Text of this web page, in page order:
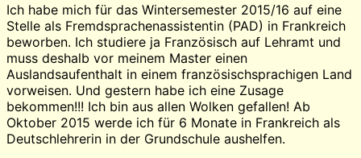
Ich habe mich für das Wintersemester 2015/16 auf eine
Stelle als Fremdsprachenassistentin (PAD) in Frankreich
beworben. Ich studiere ja Französisch auf Lehramt und
muss deshalb vor meinem Master einen
Auslandsaufenthalt in einem französischsprachigen Land
vorweisen. Und gestern habe ich eine Zusage
bekommen!!! Ich bin aus allen Wolken gefallen! Ab
Oktober 2015 werde ich für 6 Monate in Frankreich als
Deutschlehrerin in der Grundschule aushelfen.